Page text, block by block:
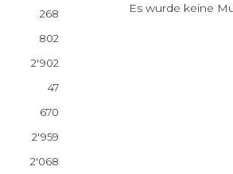
268
802
2'902
47
670
2'959
2'068
Es wurde keine